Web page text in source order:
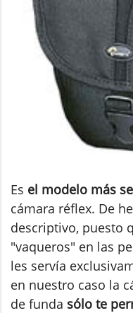
Es el modelo más
cámara réflex. De
descriptivo, puesto
"vaqueros" en las
les servía
en nuestro caso la
de funda sólo te